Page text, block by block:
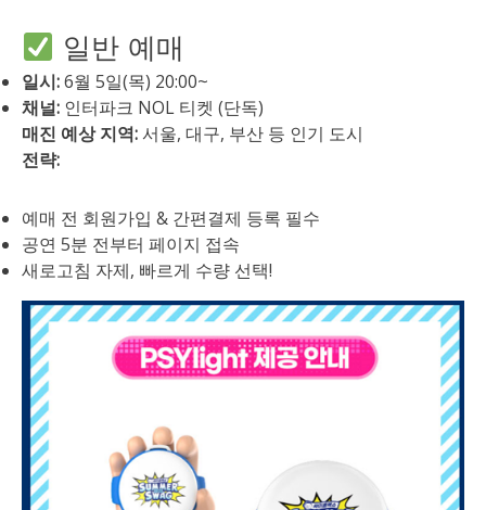
일반 예매
일시:6월 5일(목) 20:00~
채널: 인터파크 NOL 티켓 (단독)
매진 예상 지역: 서울, 대구, 부산 등 인기 도시
전략:
예매 전 회원가입 & 간편결제 등록 필수
공연 5분 전부터 페이지 접속
새로고침 자제, 빠르게 수량 선택!